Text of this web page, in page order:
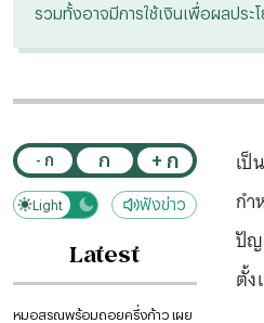
รวมทั้งอาจมีการใช้เงินเพื่อผลประ
- ก ก + ก
Dark
Light ฟังข่าว
Latest
หมอสรณพร้อมถอยครึ่งก้าว เผย
เป็
กำ
ปัญ
ตั้ง